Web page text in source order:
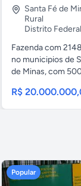
Santa Fé de
Rural
Distrito Federal
Fazenda com
no municipios de
de Minas, com
R$
Popular